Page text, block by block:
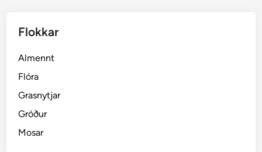
Flokkar
Almennt
Flóra
Grasnytjar
Gróður
Mosar